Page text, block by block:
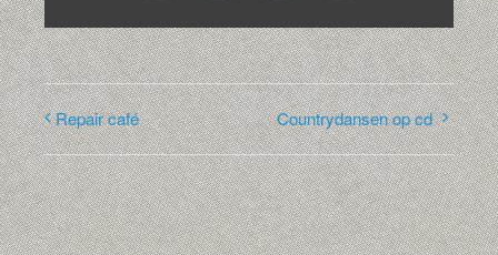
Repair café Countrydansen op cd